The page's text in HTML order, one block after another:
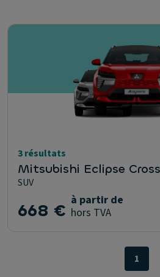
3 résultats
Mitsubishi Eclipse Cross
SUV
668 € à partir de
hors TVA
1